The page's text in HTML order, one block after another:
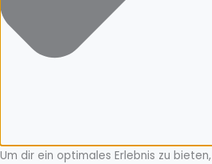
Um dir ein optimales Erlebnis zu